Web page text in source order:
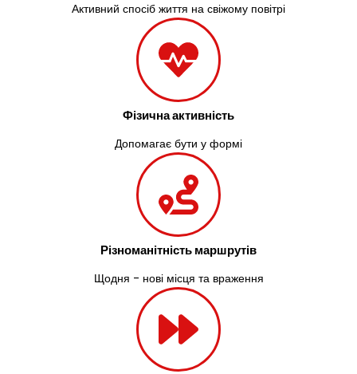
Активний спосіб життя на свіжому повітрі
Фізична активність
Допомагає бути у формі
Різноманітність маршрутів
Щодня - нові місця та враження